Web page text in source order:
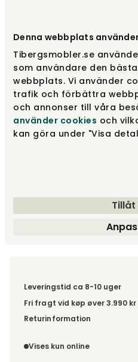
Denna webbplats
Tibergsmobler.se
som användare den
webbplats. Vi använder
trafik och förbättra
och annonser till våra
använder cookies och
kan göra under "Visa
Design dit produkt
Træf dine valg
Anbefalede tilvalg
Anbefalede tilvalg
Leveringstid ca 8-10 uger
Fri fragt vid køp øver 3.990 kr
Vælg udførelse via “Træf dine
Returinformation
fortrydelsesret.
Vises kun online